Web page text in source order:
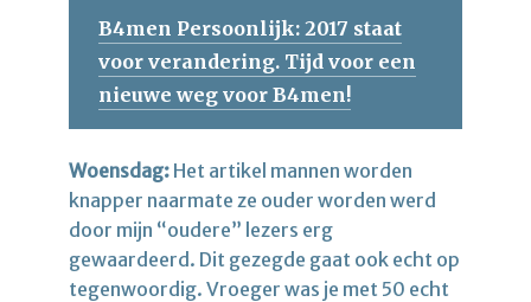
B4men Persoonlijk: 2017 staat
voor verandering. Tijd voor een
nieuwe weg voor B4men!
Woensdag: Het artikel mannen worden
knapper naarmate ze ouder worden werd
door mijn “oudere” lezers erg
gewaardeerd. Dit gezegde gaat ook echt op
tegenwoordig. Vroeger was je met 50 echt